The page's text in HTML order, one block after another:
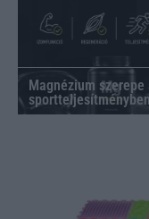
Magnézium
sportteljesítményben